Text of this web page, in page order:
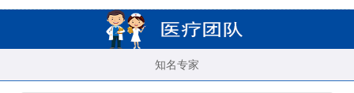
知名专家